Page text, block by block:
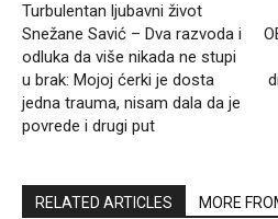
Turbulentan ljubavni život
Snežane Savić – Dva razvoda i
odluka da više nikada ne stupi
u brak: Mojoj ćerki je dosta
jedna trauma, nisam dala da je
povrede i drugi put
RELATED ARTICLES MORE